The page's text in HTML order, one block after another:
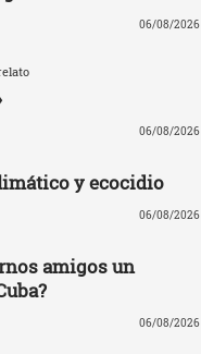
06/08/2026
06/08/2026
y ecocidio
06/08/2026
amigos un
06/08/2026